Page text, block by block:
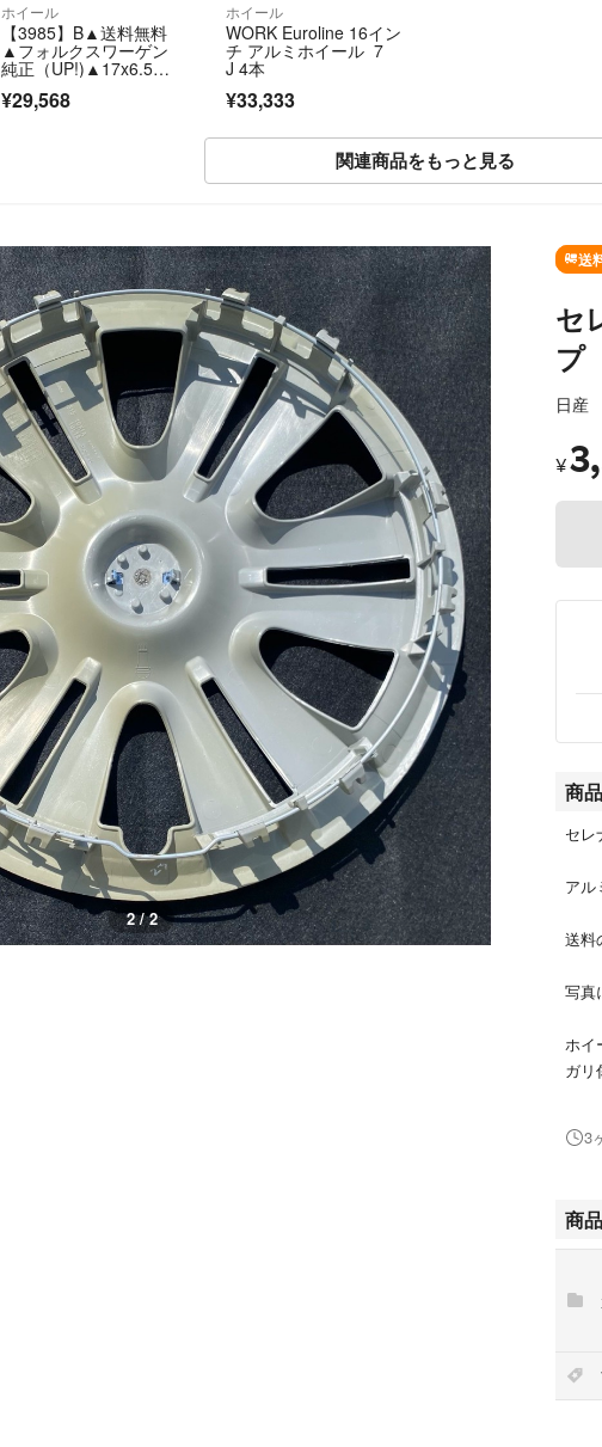
ホイール
【3985】B▲送料無料
▲フォルクスワーゲン
純正（UP!)▲17x6.5J 4
6103723
¥29,568
ホイール
WORK Euroline 16イン
チ アルミホイール 7
J 4本
¥33,333
関連商品をもっと見る
2 / 2
送
セ
プ
日産
¥
商
セ
アル
送料
写真
ホイ
ガリ
いし
即購
他
優
商
領
3
商